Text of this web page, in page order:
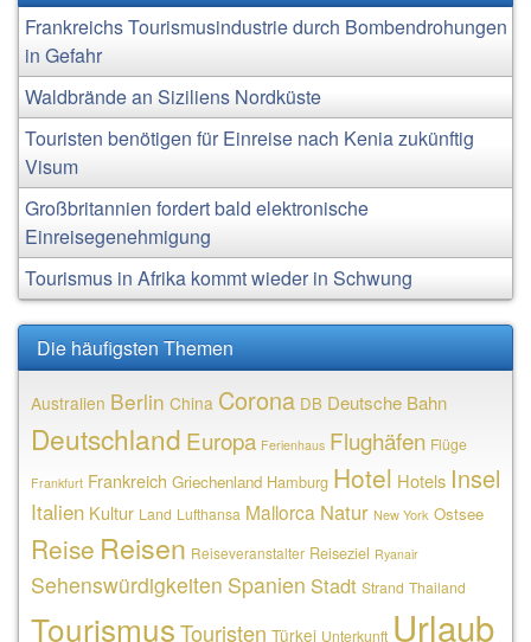
Frankreichs Tourismusindustrie durch Bombendrohungen
in Gefahr
Waldbrände an Siziliens Nordküste
Touristen benötigen für Einreise nach Kenia zukünftig
Visum
Großbritannien fordert bald elektronische
Einreisegenehmigung
Tourismus in Afrika kommt wieder in Schwung
Die häufigsten Themen
Australien Berlin China Corona DB Deutsche Bahn
Deutschland Europa Ferienhaus Flughäfen Flüge
Frankfurt Frankreich Griechenland Hamburg Hotel Hotels Insel
Italien Kultur Land Lufthansa Mallorca Natur New York Ostsee
Reise Reisen Reiseveranstalter Reiseziel Ryanair
Sehenswürdigkeiten Spanien Stadt Strand Thailand
TourismusTouristen Türkei Unterkunft Urlaub